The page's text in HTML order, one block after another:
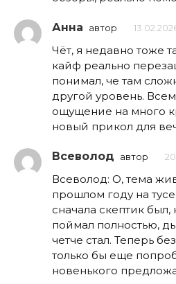
Анна автор
Чёт, я недавно тоже
кайф реально
понимал, че там
другой уровень.
ощущение на много
новый прикол для
Всеволод автор
Всеволод: О, тема
прошлом году на
сначала скептик
поймал полностью,
четче стал. Теперь
только бы еще
новенького